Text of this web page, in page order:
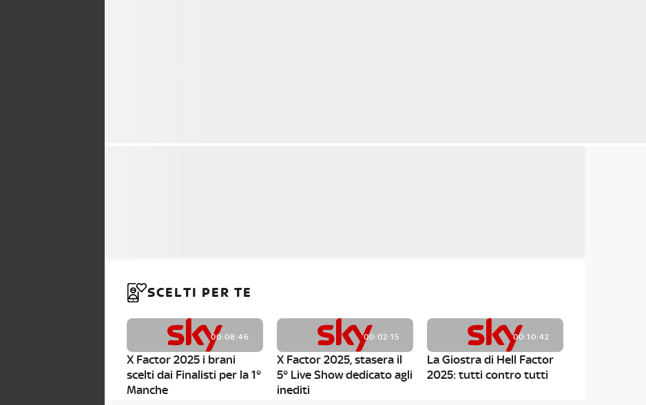
SCELTI PER TE
00:08:46
X Factor 2025 i brani
scelti dai Finalisti per la 1°
Manche
00:02:15
X Factor 2025, stasera il
5° Live Show dedicato agli
inediti
00:10:42
La Giostra di Hell Factor
2025: tutti contro tutti